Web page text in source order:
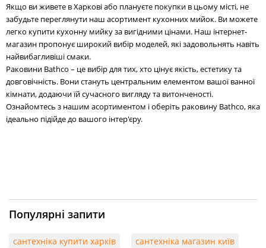
Якщо ви живете в Харкові або плануєте покупки в цьому місті, не
забудьте переглянути наш асортимент кухонних мийок. Ви можете
легко купити кухонну мийку за вигідними цінами. Наш інтернет-
магазин пропонує широкий вибір моделей, які задовольнять навіть
найвибагливіші смаки.
Раковини Bathco – це вибір для тих, хто цінує якість, естетику та
довговічність. Вони стануть центральним елементом вашої ванної
кімнати, додаючи їй сучасного вигляду та витонченості.
Ознайомтесь з нашим асортиментом і оберіть раковину Bathco, яка
ідеально підійде до вашого інтер'єру.
Популярні запити
сантехніка купити харків сантехніка магазин київ